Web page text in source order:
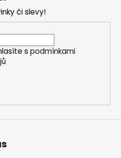
či slevy!
s podmínkami